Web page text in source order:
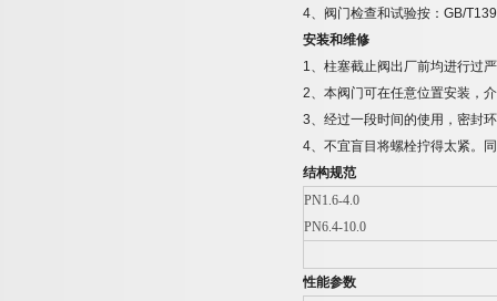
4、阀门检查和试验按： GB/
安装和维修
1、柱塞截止阀出厂前均进行过
2、本阀门可在任意位置安装，
3、经过一段时间的使用，密封
4、不宜盲目将螺栓拧得太紧。
结构规范
PN1.6-4.0
PN6.4-10.0
性能参数